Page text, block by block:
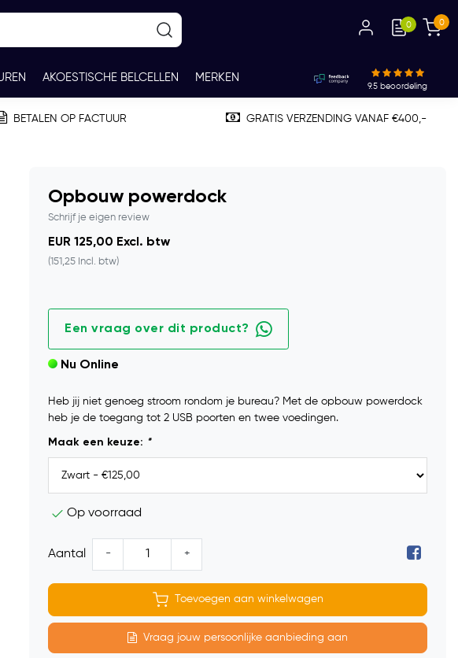
0 0
AKOESTISCHE BELCELLEN MERKEN
9.5 beoordeling
BETALEN OP FACTUUR GRATIS VERZENDING VANAF €400,-
Opbouw powerdock
Schrijf je eigen review
EUR 125,00 Excl. btw
(151,25 Incl. btw)
Een vraag over dit product?
Nu Online
Heb jij niet genoeg stroom rondom je bureau? Met de opbouw powerdock
heb je de toegang tot 2 USB poorten en twee voedingen.
Maak een keuze: *
Op voorraad
Aantal - +
Toevoegen aan winkelwagen
Vraag jouw persoonlijke aanbieding aan